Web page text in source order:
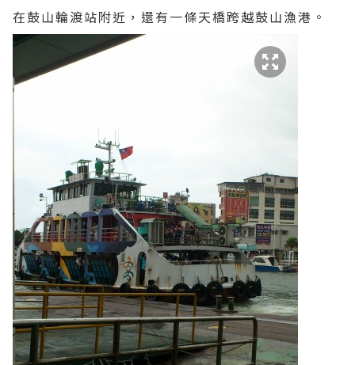
在鼓山輪渡站附近，還有一條天橋跨越鼓山漁港。